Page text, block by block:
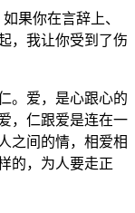
果你在言辞上、
，我让你受到了伤
。爱，是心跟心的
，仁跟爱是连在一
之间的情，相爱相
的，为人要走正